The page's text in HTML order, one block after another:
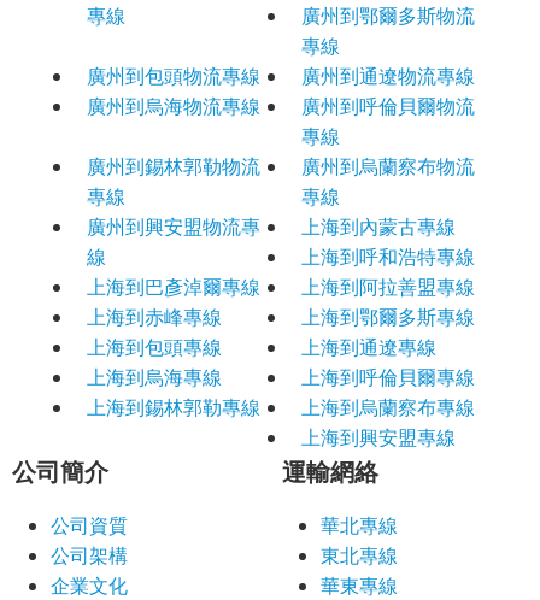
專線
廣州到鄂爾多斯物流
專線
廣州到包頭物流專線
廣州到通遼物流專線
廣州到烏海物流專線
廣州到呼倫貝爾物流
專線
廣州到錫林郭勒物流
專線
廣州到烏蘭察布物流
專線
廣州到興安盟物流專
線
上海到內蒙古專線
上海到呼和浩特專線
上海到巴彥淖爾專線
上海到阿拉善盟專線
上海到赤峰專線
上海到鄂爾多斯專線
上海到包頭專線
上海到通遼專線
上海到烏海專線
上海到呼倫貝爾專線
上海到錫林郭勒專線
上海到烏蘭察布專線
上海到興安盟專線
公司簡介
公司資質
公司架構
企業文化
運輸網絡
華北專線
東北專線
華東專線